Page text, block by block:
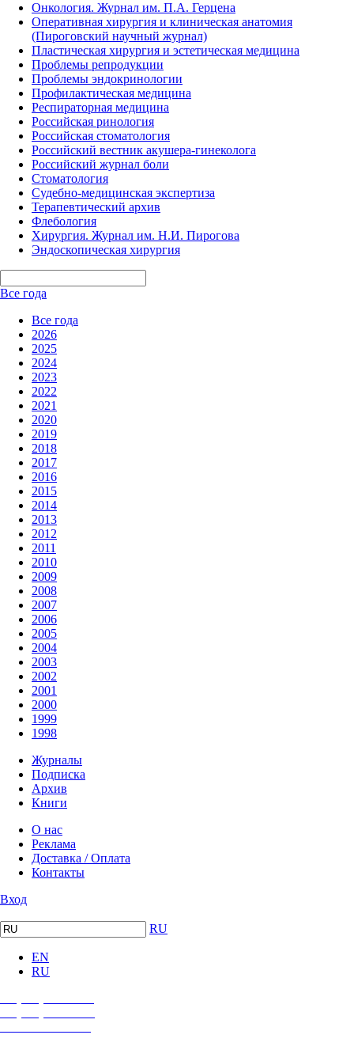
Онкология. Журнал им. П.А. Герцена
Оперативная хирургия и клиническая анатомия
(Пироговский научный журнал)
Пластическая хирургия и эстетическая медицина
Проблемы репродукции
Проблемы эндокринологии
Профилактическая медицина
Респираторная медицина
Российская ринология
Российская стоматология
Российский вестник акушера-гинеколога
Российский журнал боли
Стоматология
Судебно-медицинская экспертиза
Терапевтический архив
Флебология
Хирургия. Журнал им. Н.И. Пирогова
Эндоскопическая хирургия
Все года
Все года
2026
2025
2024
2023
2022
2021
2020
2019
2018
2017
2016
2015
2014
2013
2012
2011
2010
2009
2008
2007
2006
2005
2004
2003
2002
2001
2000
1999
1998
Журналы
Подписка
Архив
Книги
О нас
Реклама
Доставка / Оплата
Контакты
Вход
RU
EN
RU